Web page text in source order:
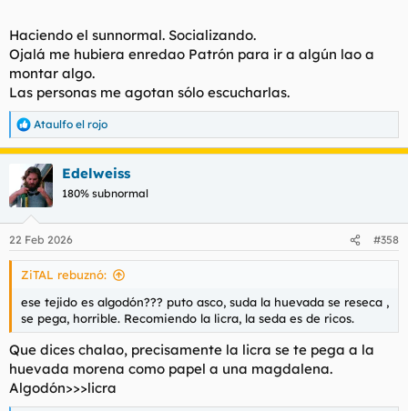
Haciendo el sunnormal. Socializando.
Ojalá me hubiera enredao Patrón para ir a algún lao a
montar algo.
Las personas me agotan sólo escucharlas.
R
e
a
c
i
e
s
Ataulfo el rojo
Edelweiss
180% subnormal
22 Feb 2026 #358
ZiTAL rebuznó:
ese tejido es algodón??? puto asco, suda la huevada se reseca ,
se pega, horrible. Recomiendo la licra, la seda es de ricos.
Que dices chalao, precisamente la licra se te pega a la
huevada morena como papel a una magdalena.
Algodón>>>licra